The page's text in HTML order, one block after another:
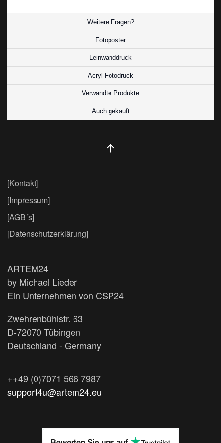
Weitere Fragen?
Fotoposter
Leinwanddruck
Acryl-Fotodruck
Verwandte Produkte
Auch gekauft
[Kontakt]
[Impressum]
[AGB´s]
[Datenschutzerklärung]
ARTEM24
by Michael Lieder
Ein Unternehmen von CSP24
Zwehrenbühlstr. 63
D-72070 Tübingen
Deutschland - Germany
++49 (0)7071 566 7987
support4u@artem24.eu